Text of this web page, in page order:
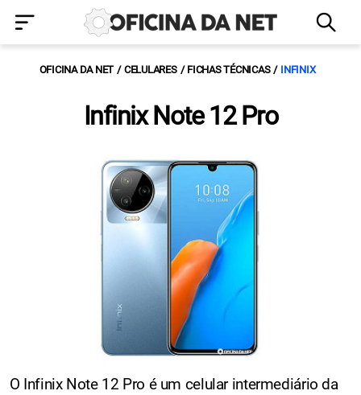
OFICINA DA NET CELULARES FICHAS TÉCNICAS INFINIX
Infinix Note 12 Pro
O Infinix Note 12 Pro é um celular intermediário da